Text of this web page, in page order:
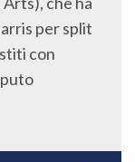
per split
con